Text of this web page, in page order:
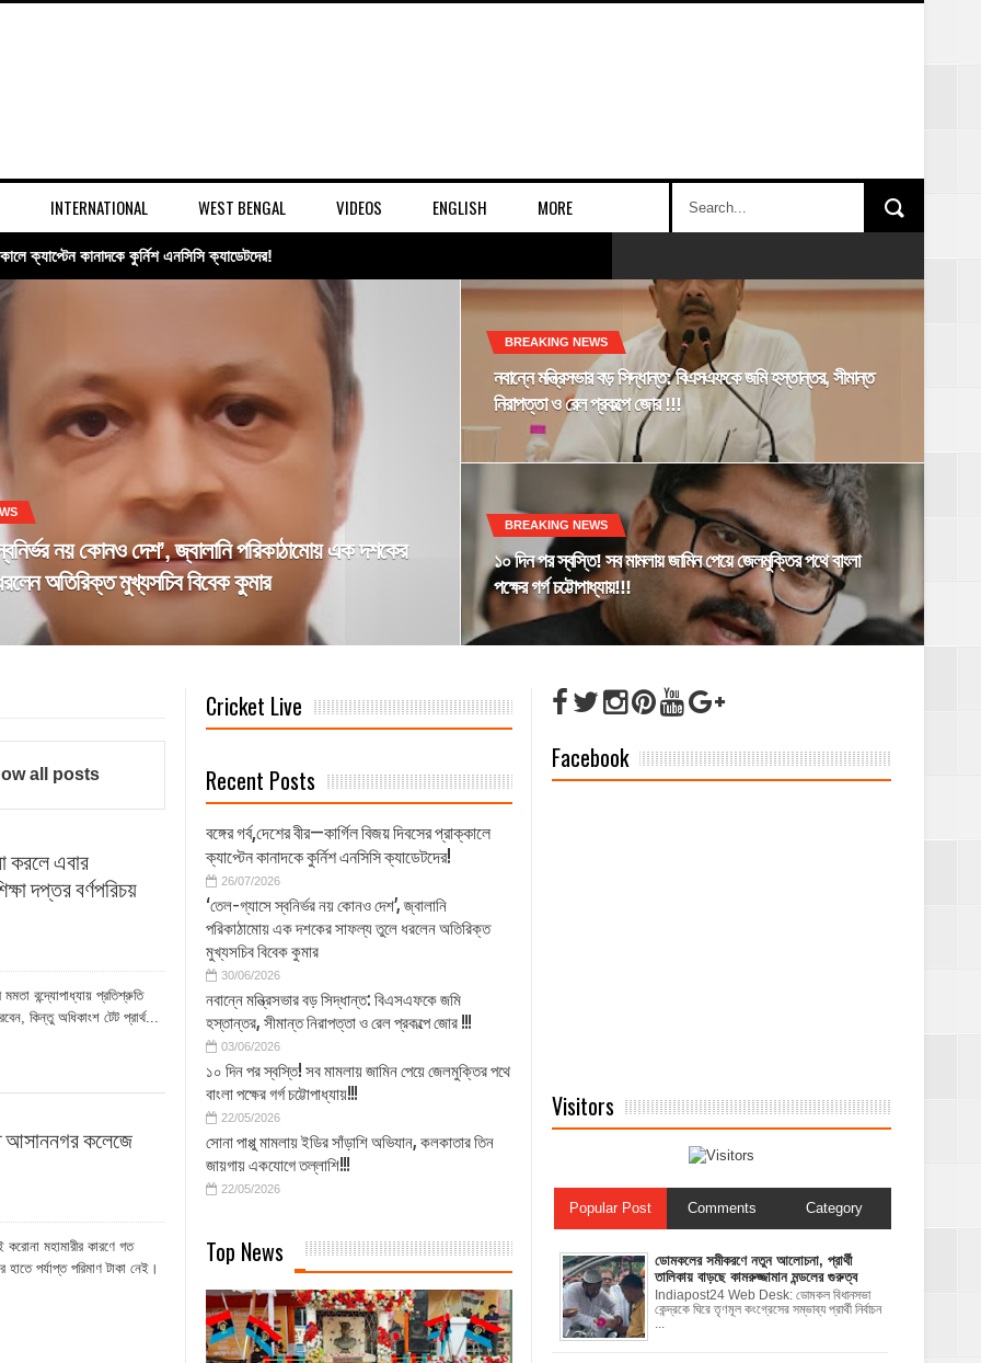
INTERNATIONAL WEST BENGAL VIDEOS ENGLISH MORE
এক দশকের সাফল্য তুলে ধরলেন অতিরিক্ত মুখ্যসচিব বিবেক কুমার
হস্তান্তর, সীমান্ত নিরাপত্তা ও রেল প্রকল্পে জোর !!!
পথে বাংলা পক্ষের গর্গ চট্টোপাধ্যায়!!!
তিন জায়গায় একযোগে তল্লাশি!!!
আগ্নেয়াস্ত্র!
বৈঠক
সমাপ্ত
শিবির, ড্রোন প্রশিক্ষণেও জোর
বাড়ছে কামরুজ্জামান মন্ডলের গুরুত্ব
কাপ
ক্যাপ্টেন কানাদকে কুর্নিশ এনসিসি ক্যাডেটদের!
নয় কোনও দেশ’, জ্বালানি পরিকাঠামোয় এক দশকের
অতিরিক্ত মুখ্যসচিব বিবেক কুমার
BREAKING NEWS
নবান্নে মন্ত্রিসভার বড় সিদ্ধান্ত: বিএসএফকে জমি হস্তান্তর, সীমান্ত
নিরাপত্তা ও রেল প্রকল্পে জোর !!!
BREAKING NEWS
১০ দিন পর স্বস্তি! সব মামলায় জামিন পেয়ে জেলমুক্তির পথে বাংলা
পক্ষের গর্গ চট্টোপাধ্যায়!!!
Cricket Live
Recent Posts
বঙ্গের গর্ব,দেশের বীর—কার্গিল বিজয় দিবসের প্রাক্কালে
ক্যাপ্টেন কানাদকে কুর্নিশ এনসিসি ক্যাডেটদের!
26/07/2026
‘তেল-গ্যাসে স্বনির্ভর নয় কোনও দেশ’, জ্বালানি
পরিকাঠামোয় এক দশকের সাফল্য তুলে ধরলেন অতিরিক্ত
মুখ্যসচিব বিবেক কুমার
30/06/2026
নবান্নে মন্ত্রিসভার বড় সিদ্ধান্ত: বিএসএফকে জমি
হস্তান্তর, সীমান্ত নিরাপত্তা ও রেল প্রকল্পে জোর !!!
03/06/2026
১০ দিন পর স্বস্তি! সব মামলায় জামিন পেয়ে জেলমুক্তির পথে
বাংলা পক্ষের গর্গ চট্টোপাধ্যায়!!!
22/05/2026
সোনা পাপ্পু মামলায় ইডির সাঁড়াশি অভিযান, কলকাতার তিন
জায়গায় একযোগে তল্লাশি!!!
22/05/2026
Top News
all posts
করলে এবার
দপ্তর বর্ণপরিচয়
বন্দ্যোপাধ্যায় প্রতিশ্রুতি
কিন্তু অধিকাংশ টেট প্রার্থ...
আসাননগর কলেজে
করোনা মহামারীর কারণে গত
পর্যাপ্ত পরিমাণ টাকা নেই।
Facebook
Visitors
Popular Post Comments Category
ডোমকলের সমীকরণে নতুন আলোচনা, প্রার্থী
তালিকায় বাড়ছে কামরুজ্জামান মন্ডলের গুরুত্ব
Indiapost24 Web Desk: ডোমকল বিধানসভা
কেন্দ্রকে ঘিরে তৃণমূল কংগ্রেসের সম্ভাব্য প্রার্থী নির্বাচন